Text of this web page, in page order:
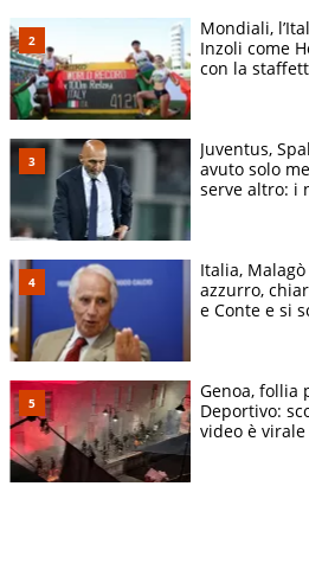
Mondiali,
Inzoli come
con la
Juventus,
avuto solo
serve altro: i
Italia,
azzurro,
e Conte e si
Genoa, follia
Deportivo:
video è virale